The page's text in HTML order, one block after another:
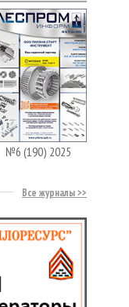
№6 (190) 2025
Все журналы